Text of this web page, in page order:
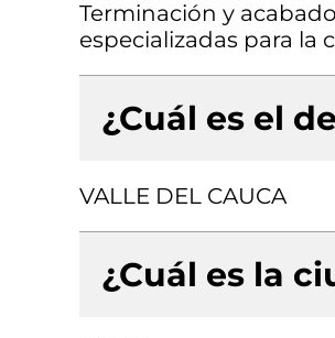
Terminación y
especializadas para la
¿Cuál es el
VALLE DEL CAUCA
¿Cuál es la